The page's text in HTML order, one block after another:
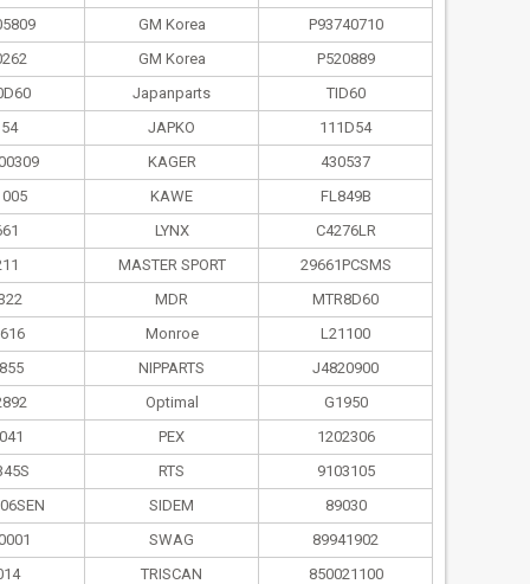
GM Korea
P93740710
GM Korea
P520889
Japanparts
TID60
JAPKO
111D54
KAGER
430537
KAWE
FL849B
LYNX
C4276LR
MASTER SPORT
29661PCSMS
MDR
MTR8D60
Monroe
L21100
NIPPARTS
J4820900
Optimal
G1950
PEX
1202306
RTS
9103105
SIDEM
89030
SWAG
89941902
TRISCAN
850021100